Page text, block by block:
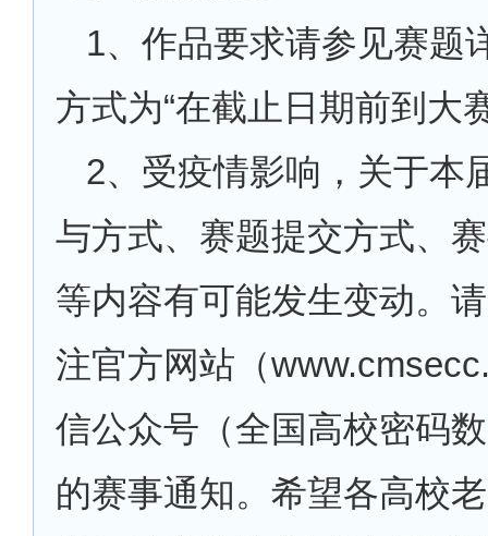
1、作品要求请参见赛题
方式为“在截止日期前到大
2、受疫情影响，关于本
与方式、赛题提交方式、
等内容有可能发生变动。
注官方网站（
信公众号（全国高校密码
的赛事通知。希望各高校